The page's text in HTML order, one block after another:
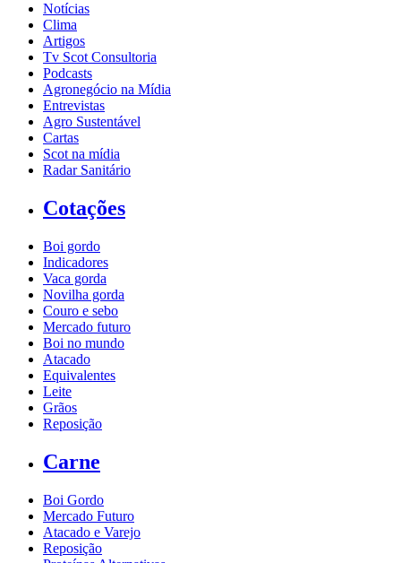
Notícias
Clima
Artigos
Tv Scot Consultoria
Podcasts
Agronegócio na Mídia
Entrevistas
Agro Sustentável
Cartas
Scot na mídia
Radar Sanitário
Cotações
Boi gordo
Indicadores
Vaca gorda
Novilha gorda
Couro e sebo
Mercado futuro
Boi no mundo
Atacado
Equivalentes
Leite
Grãos
Reposição
Carne
Boi Gordo
Mercado Futuro
Atacado e Varejo
Reposição